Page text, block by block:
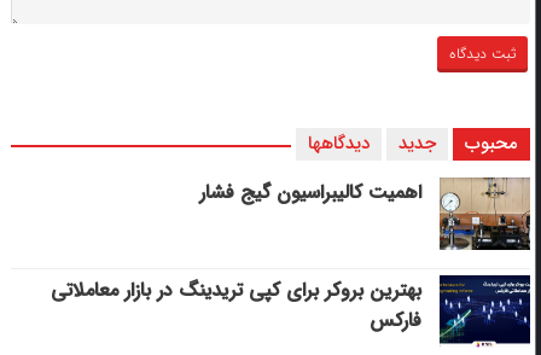
محبوب جدید دیدگاهها
اهمیت کالیبراسیون گیج فشار
بهترین بروکر برای کپی‌ تریدینگ در بازار معاملاتی
فارکس